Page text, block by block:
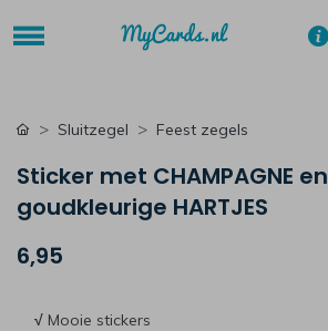
Sluitzegel Feest zegels
Sticker met CHAMPAGNE en
goudkleurige HARTJES
6,95
√ Mooie stickers